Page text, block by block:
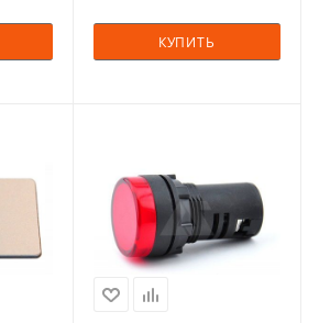
КУПИТЬ
123
Тип напряжения
VAC/DC
Степень защиты
IP65